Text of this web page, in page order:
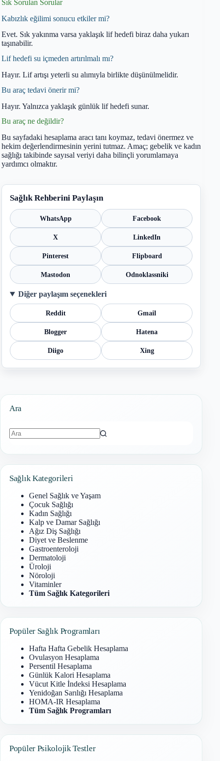
Sık Sorulan Sorular
Kabızlık eğilimi sonucu etkiler mi?
Evet. Sık yakınma varsa yaklaşık lif hedefi biraz daha yukarı
taşınabilir.
Lif hedefi su içmeden artırılmalı mı?
Hayır. Lif artışı yeterli su alımıyla birlikte düşünülmelidir.
Bu araç tedavi önerir mi?
Hayır. Yalnızca yaklaşık günlük lif hedefi sunar.
Bu araç ne değildir?
Bu sayfadaki hesaplama aracı tanı koymaz, tedavi önermez ve
hekim değerlendirmesinin yerini tutmaz. Amaç; gebelik ve kadın
sağlığı takibinde sayısal veriyi daha bilinçli yorumlamaya
yardımcı olmaktır.
Sağlık Rehberini Paylaşın
WhatsApp Facebook
X LinkedIn
Pinterest Flipboard
Mastodon Odnoklassniki
Diğer paylaşım seçenekleri
Reddit Gmail
Blogger Hatena
Diigo Xing
Ara
Sağlık Kategorileri
Genel Sağlık ve Yaşam
Çocuk Sağlığı
Kadın Sağlığı
Kalp ve Damar Sağlığı
Ağız Diş Sağlığı
Diyet ve Beslenme
Gastroenteroloji
Dermatoloji
Üroloji
Nöroloji
Vitaminler
Tüm Sağlık Kategorileri
Popüler Sağlık Programları
Hafta Hafta Gebelik Hesaplama
Ovulasyon Hesaplama
Persentil Hesaplama
Günlük Kalori Hesaplama
Vücut Kitle İndeksi Hesaplama
Yenidoğan Sarılığı Hesaplama
HOMA-IR Hesaplama
Tüm Sağlık Programları
Popüler Psikolojik Testler